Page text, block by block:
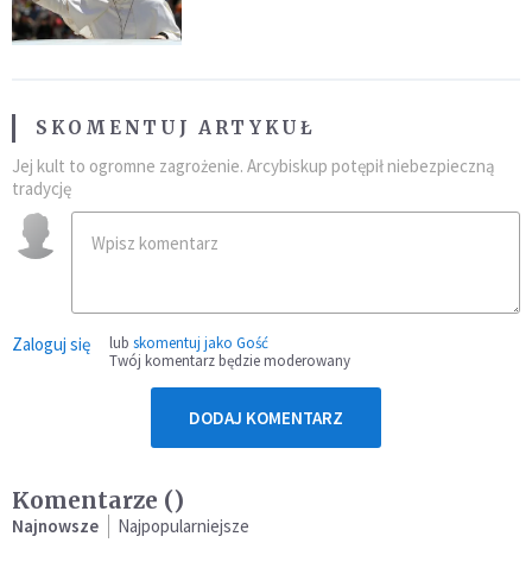
SKOMENTUJ ARTYKUŁ
Jej kult to ogromne zagrożenie. Arcybiskup potępił niebezpieczną
tradycję
Zaloguj się lub skomentuj jako Gość
Twój komentarz będzie moderowany
DODAJ KOMENTARZ
Komentarze ()
Najnowsze Najpopularniejsze